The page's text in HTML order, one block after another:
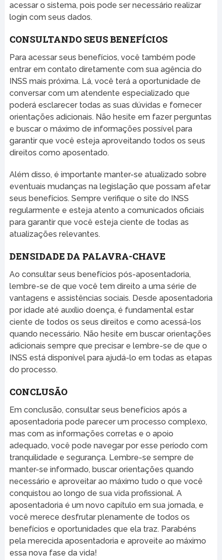
acessar o sistema, pois pode ser necessário realizar
login com seus dados.
CONSULTANDO SEUS BENEFÍCIOS
Para acessar seus benefícios, você também pode
entrar em contato diretamente com sua agência do
INSS mais próxima. Lá, você terá a oportunidade de
conversar com um atendente especializado que
poderá esclarecer todas as suas dúvidas e fornecer
orientações adicionais. Não hesite em fazer perguntas
e buscar o máximo de informações possível para
garantir que você esteja aproveitando todos os seus
direitos como aposentado.
Além disso, é importante manter-se atualizado sobre
eventuais mudanças na legislação que possam afetar
seus benefícios. Sempre verifique o site do INSS
regularmente e esteja atento a comunicados oficiais
para garantir que você esteja ciente de todas as
atualizações relevantes.
DENSIDADE DA PALAVRA-CHAVE
Ao consultar seus benefícios pós-aposentadoria,
lembre-se de que você tem direito a uma série de
vantagens e assistências sociais. Desde aposentadoria
por idade até auxílio doença, é fundamental estar
ciente de todos os seus direitos e como acessá-los
quando necessário. Não hesite em buscar orientações
adicionais sempre que precisar e lembre-se de que o
INSS está disponível para ajudá-lo em todas as etapas
do processo.
CONCLUSÃO
Em conclusão, consultar seus benefícios após a
aposentadoria pode parecer um processo complexo,
mas com as informações corretas e o apoio
adequado, você pode navegar por esse período com
tranquilidade e segurança. Lembre-se sempre de
manter-se informado, buscar orientações quando
necessário e aproveitar ao máximo tudo o que você
conquistou ao longo de sua vida profissional. A
aposentadoria é um novo capítulo em sua jornada, e
você merece desfrutar plenamente de todos os
benefícios e oportunidades que ela traz. Parabéns
pela merecida aposentadoria e aproveite ao máximo
essa nova fase da vida!